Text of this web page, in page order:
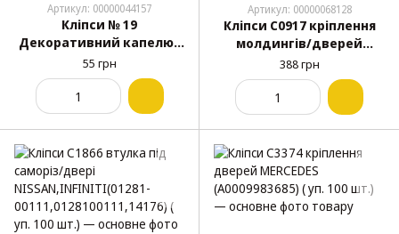
Артикул: 00000044157
Кліпси № 19
Декоративний капелюх
під саморіз т.сіра (уп.
100шт.)
55 грн
Артикул: 00000068128
Кліпси C0917 кріплення
молдингів/дверей
MERCEDES (A0019887681,
71368, 14019) (уп. 100шт.)
388 грн